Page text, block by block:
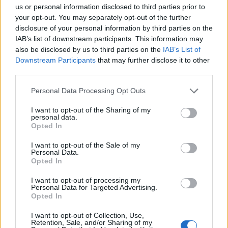
us or personal information disclosed to third parties prior to
your opt-out. You may separately opt-out of the further
disclosure of your personal information by third parties on the
IAB’s list of downstream participants. This information may
also be disclosed by us to third parties on the IAB’s List of
Downstream Participants that may further disclose it to other
Personal Data Processing Opt Outs
I want to opt-out of the Sharing of my
personal data.
Opted In
I want to opt-out of the Sale of my
Personal Data.
Opted In
I want to opt-out of processing my
Personal Data for Targeted Advertising.
Opted In
I want to opt-out of Collection, Use,
Retention, Sale, and/or Sharing of my
Përshkallëzimi rajonal
rikthen Jemenin në fokus,
sulmet e Huthive shtojnë
rrezikun e zgjerimit të
luftës
Vrasja e 20-vjeçarit në
Korçë/ Zbardhet dëshmia
e autorit, shkak ngacmimi
i të dashurës nga viktima
Tajfuni “Dolphin” prek
Azinë, mbi 1,300 fluturime
anulohen dhe më shumë
se 400 mijë banorë
evakuohen
Zjarri masiv që përfshiu
sipërfaqe të mëdha/
Rama: Shmangëm një